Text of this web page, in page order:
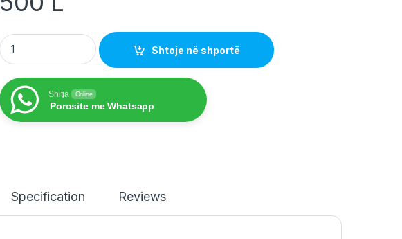
Dual Motor Driver Module A4950 quantity
Shtoje në shportë
Shitja Online
Porosite me Whatsapp
Specification Reviews